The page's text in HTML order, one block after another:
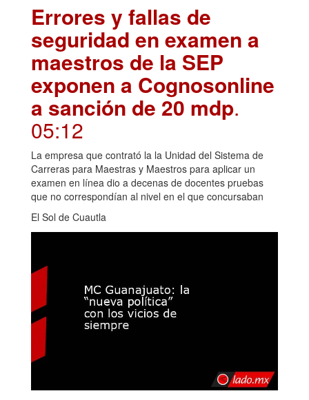
Errores y fallas de
seguridad en examen a
maestros de la SEP
exponen a Cognosonline
a sanción de 20 mdp.
05:12
La empresa que contrató la la Unidad del Sistema de
Carreras para Maestras y Maestros para aplicar un
examen en línea dio a decenas de docentes pruebas
que no correspondían al nivel en el que concursaban
El Sol de Cuautla